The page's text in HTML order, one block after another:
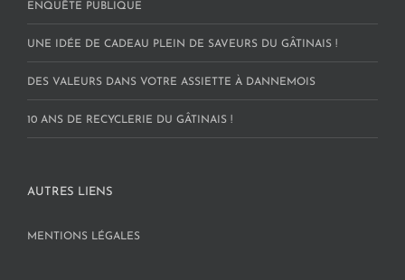
ENQUÊTE PUBLIQUE
UNE IDÉE DE CADEAU PLEIN DE SAVEURS DU GÂTINAIS !
DES VALEURS DANS VOTRE ASSIETTE À DANNEMOIS
10 ANS DE RECYCLERIE DU GÂTINAIS !
AUTRES LIENS
MENTIONS LÉGALES